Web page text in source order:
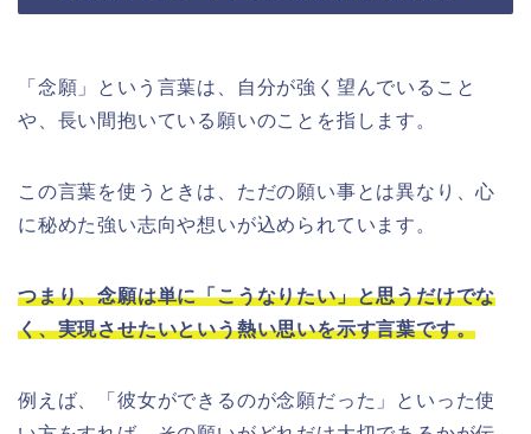
「念願」という言葉は、自分が強く望んでいること
や、長い間抱いている願いのことを指します。
この言葉を使うときは、ただの願い事とは異なり、心
に秘めた強い志向や想いが込められています。
つまり、念願は単に「こうなりたい」と思うだけでな
く、実現させたいという熱い思いを示す言葉です。
例えば、「彼女ができるのが念願だった」といった使